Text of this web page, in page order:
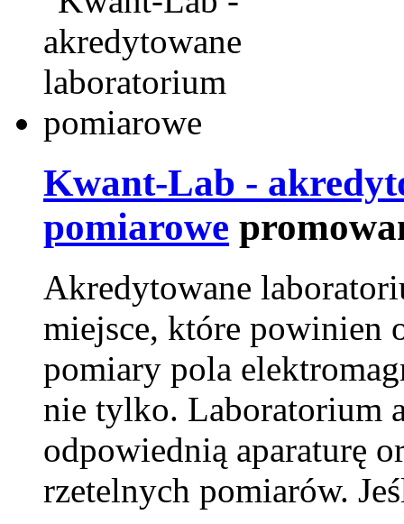
Kwant-Lab -
pomiarowe
Akredytowane
miejsce, które powinien
pomiary pola
nie tylko. Laboratorium
odpowiednią aparaturę
rzetelnych pomiarów.